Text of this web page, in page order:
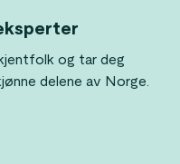
og tar deg
delene av Norge.